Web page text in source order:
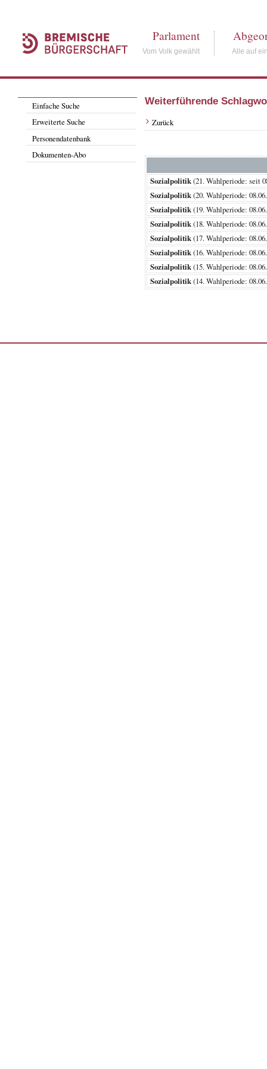
Parlament
Vom Volk gewählt Alle auf
Einfache Suche
Erweiterte Suche
Personendatenbank
Dokumenten-Abo
Weiterführende
Zurück
Sozialpolitik(21. Wahlperiode:
Sozialpolitik(20. Wahlperiode:
Sozialpolitik(19. Wahlperiode:
Sozialpolitik(18. Wahlperiode:
Sozialpolitik(17. Wahlperiode:
Sozialpolitik(16. Wahlperiode:
Sozialpolitik(15. Wahlperiode:
Sozialpolitik(14. Wahlperiode: